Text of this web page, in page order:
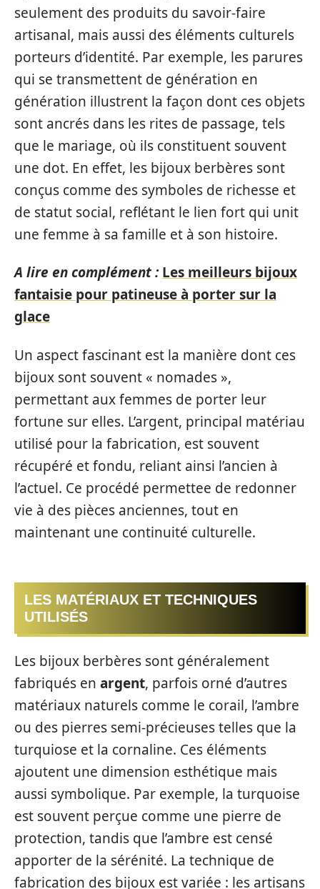
seulement des produits du savoir-faire
artisanal, mais aussi des éléments culturels
porteurs d’identité. Par exemple, les parures
qui se transmettent de génération en
génération illustrent la façon dont ces objets
sont ancrés dans les rites de passage, tels
que le mariage, où ils constituent souvent
une dot. En effet, les bijoux berbères sont
conçus comme des symboles de richesse et
de statut social, reflétant le lien fort qui unit
une femme à sa famille et à son histoire.
A lire en complément : Les meilleurs bijoux
fantaisie pour patineuse à porter sur la
glace
Un aspect fascinant est la manière dont ces
bijoux sont souvent « nomades »,
permettant aux femmes de porter leur
fortune sur elles. L’argent, principal matériau
utilisé pour la fabrication, est souvent
récupéré et fondu, reliant ainsi l’ancien à
l’actuel. Ce procédé permettee de redonner
vie à des pièces anciennes, tout en
maintenant une continuité culturelle.
LES MATÉRIAUX ET TECHNIQUES
UTILISÉS
Les bijoux berbères sont généralement
fabriqués en argent, parfois orné d’autres
matériaux naturels comme le corail, l’ambre
ou des pierres semi-précieuses telles que la
turquiose et la cornaline. Ces éléments
ajoutent une dimension esthétique mais
aussi symbolique. Par exemple, la turquoise
est souvent perçue comme une pierre de
protection, tandis que l’ambre est censé
apporter de la sérénité. La technique de
fabrication des bijoux est variée : les artisans